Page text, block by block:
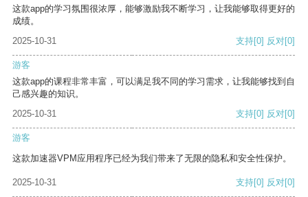
这款app的学习氛围很浓厚，能够激励我不断学习，让我能够取得更好的
成绩。
2025-10-31
支持[0] 反对[0]
游客
这款app的课程非常丰富，可以满足我不同的学习需求，让我能够找到自
己感兴趣的知识。
2025-10-31
支持[0] 反对[0]
游客
这款加速器VPM应用程序已经为我们带来了无限的隐私和安全性保护。
2025-10-31 支持[0] 反对[0]